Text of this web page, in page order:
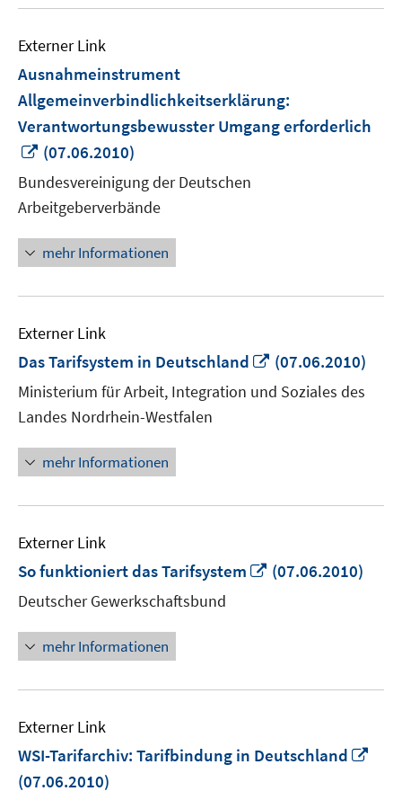
Externer Link
Ausnahmeinstrument
Allgemeinverbindlichkeitserklärung:
Verantwortungsbewusster Umgang erforderlich
In
neuem
Fenster
öffnen
(07.06.2010)
Bundesvereinigung der Deutschen
Arbeitgeberverbände
mehr Informationen
Externer Link
Das Tarifsystem in Deutschland
In
neuem
Fenster
(07.06.2010)
Ministerium für Arbeit, Integration und Soziales des
Landes Nordrhein-Westfalen
mehr Informationen
Externer Link
So funktioniert das Tarifsystem
In
(07.06.2010)
Deutscher Gewerkschaftsbund
mehr Informationen
Externer Link
WSI-Tarifarchiv: Tarifbindung in Deutschland
(07.06.2010)